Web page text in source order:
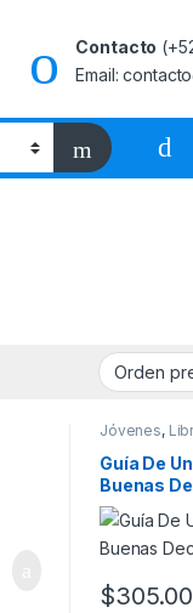
Contacto
Email:
Jóvenes,
Guía De
Buenas
$305.00